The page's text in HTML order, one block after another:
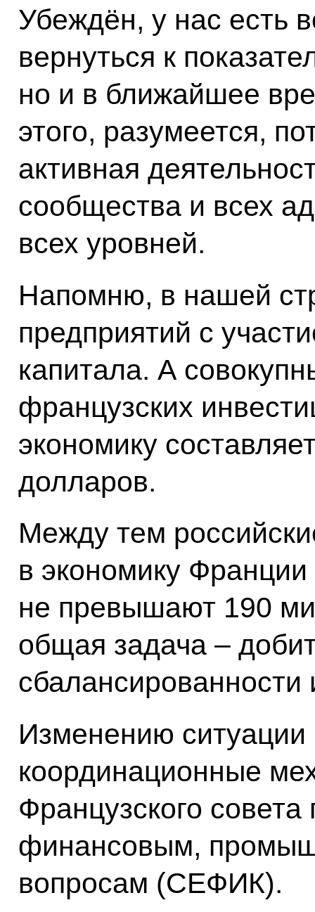
Убеждён, у нас есть
вернуться к
но и в ближайшее
этого, разумеется,
активная
сообщества и всех
всех уровней.
Напомню, в нашей
предприятий с
капитала. А
французских
экономику
долларов.
Между тем
в экономику
не превышают 190
общая задача –
сбалансированности
Изменению ситуации
координационные
Французского
финансовым,
вопросам (СЕФИК).